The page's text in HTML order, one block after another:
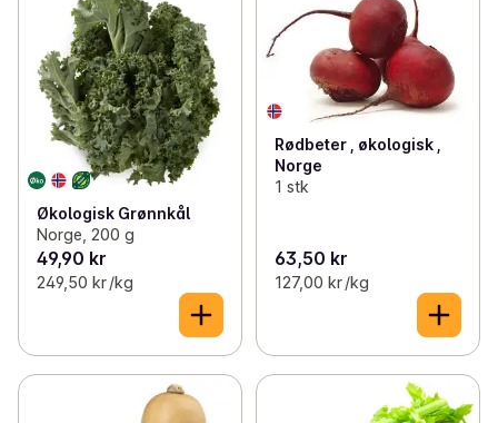
Økologisk Grønnkål
Norge, 200 g
49,90 kr
249,50 kr /kg
Rødbeter , økologisk ,
Norge
1 stk
63,50 kr
127,00 kr /kg